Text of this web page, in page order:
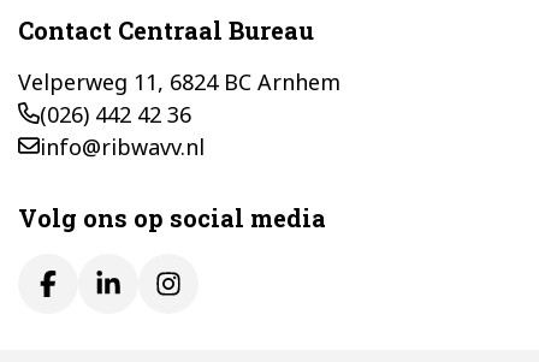
Contact Centraal Bureau
Velperweg 11, 6824 BC Arnhem
(026) 442 42 36
info@ribwavv.nl
Volg ons op social media